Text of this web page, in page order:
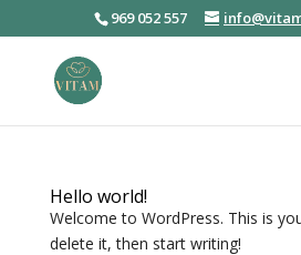
Abrir barra de
969 052 557
Hello world!
Welcome to WordPress. This is
delete it, then start writing!